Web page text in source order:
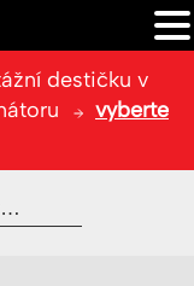
destičku v
vyberte